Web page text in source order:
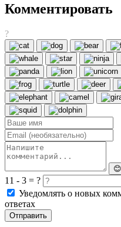
Комментировать
?
😊
11 - 3 = ?
Уведомлять о новых
ответах
Отправить